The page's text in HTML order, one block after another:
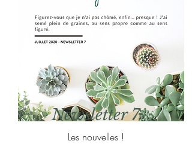
Newsletter 7
Les nouvelles !